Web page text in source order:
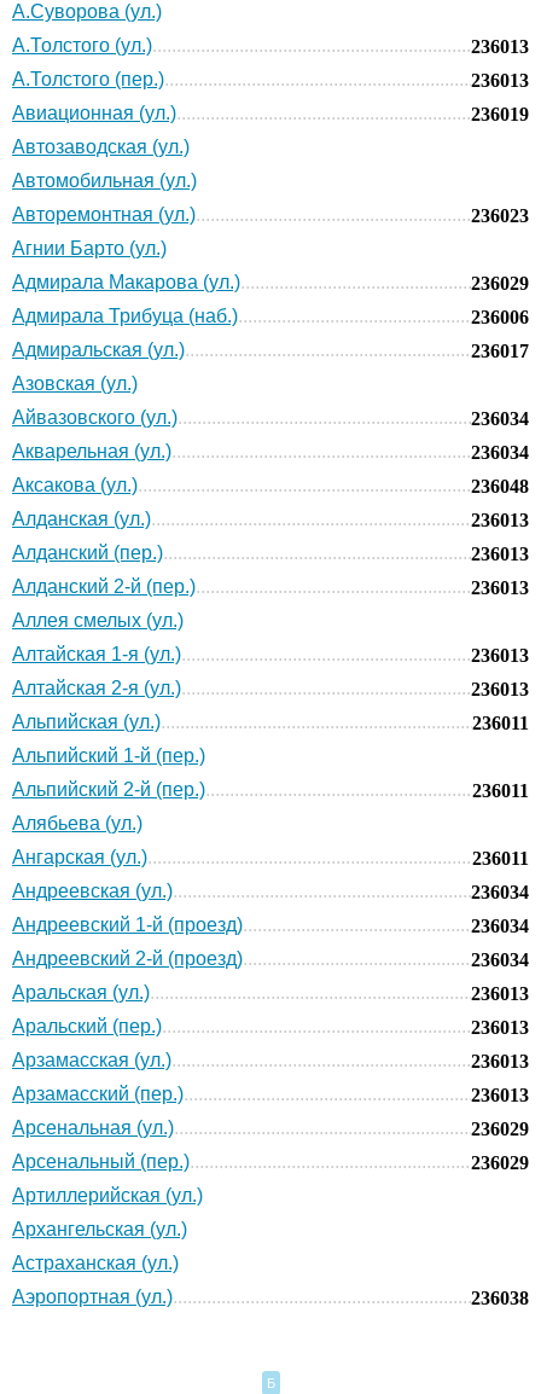
А.Суворова (ул.)
А.Толстого (ул.)
236013
А.Толстого (пер.)
236013
Авиационная (ул.)
236019
Автозаводская (ул.)
Автомобильная (ул.)
Авторемонтная (ул.)
236023
Агнии Барто (ул.)
Адмирала Макарова (ул.)
236029
Адмирала Трибуца (наб.)
236006
Адмиральская (ул.)
236017
Азовская (ул.)
Айвазовского (ул.)
236034
Акварельная (ул.)
236034
Аксакова (ул.)
236048
Алданская (ул.)
236013
Алданский (пер.)
236013
Алданский 2-й (пер.)
236013
Аллея смелых (ул.)
Алтайская 1-я (ул.)
236013
Алтайская 2-я (ул.)
236013
Альпийская (ул.)
236011
Альпийский 1-й (пер.)
Альпийский 2-й (пер.)
236011
Алябьева (ул.)
Ангарская (ул.)
236011
Андреевская (ул.)
236034
Андреевский 1-й (проезд)
236034
Андреевский 2-й (проезд)
236034
Аральская (ул.)
236013
Аральский (пер.)
236013
Арзамасская (ул.)
236013
Арзамасский (пер.)
236013
Арсенальная (ул.)
236029
Арсенальный (пер.)
236029
Артиллерийская (ул.)
Архангельская (ул.)
Астраханская (ул.)
Аэропортная (ул.)
236038
Б